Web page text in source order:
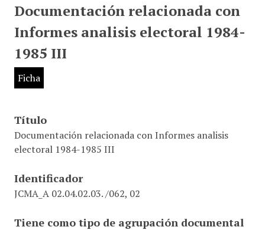
Documentación relacionada con
Informes analisis electoral 1984-
1985 III
Ficha
Título
Documentación relacionada con Informes analisis
electoral 1984-1985 III
Identificador
JCMA_A 02.04.02.03. /062, 02
Tiene como tipo de agrupación documental